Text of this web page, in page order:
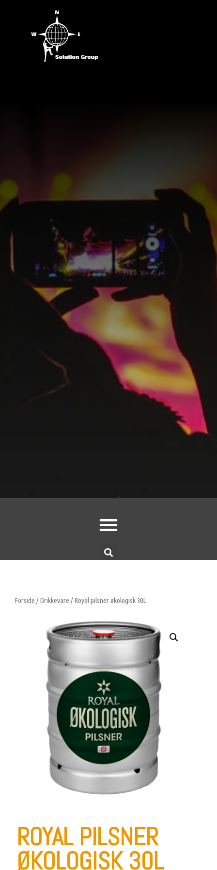
Forside /Drikkevare / Royal pilsner økologisk 30L
ROYAL PILSNER
ØKOLOGISK 30L